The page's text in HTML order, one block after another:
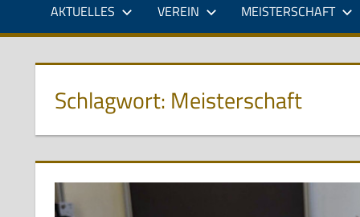
AKTUELLES VEREIN MEISTERSCHAFT
Schlagwort: Meisterschaft